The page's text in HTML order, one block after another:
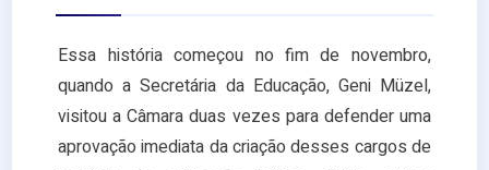
Essa história começou no fim de novembro,
quando a Secretária da Educação, Geni Müzel,
visitou a Câmara duas vezes para defender uma
aprovação imediata da criação desses cargos de